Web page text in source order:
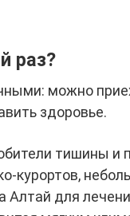
раз?
можно
здоровье.
тишины и
курортов,
Алтай для